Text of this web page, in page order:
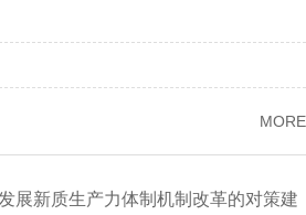
MORE
展新质生产力体制机制改革的对策建